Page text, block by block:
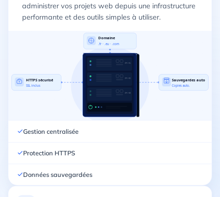
administrer vos projets web depuis une infrastructure
performante et des outils simples à utiliser.
SRV-01
SRV-02
SRV-03
Domaine
.fr · .eu · .com
HTTPS sécurisé
SSL inclus
Sauvegardes auto
Copies auto.
Gestion centralisée
Protection HTTPS
Données sauvegardées